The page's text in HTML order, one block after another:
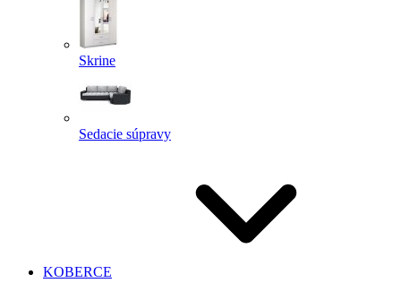
Skrine
Sedacie súpravy
KOBERCE